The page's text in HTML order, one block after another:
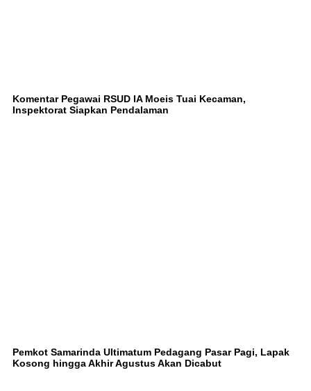
Komentar Pegawai RSUD IA Moeis Tuai Kecaman,
Inspektorat Siapkan Pendalaman
Pemkot Samarinda Ultimatum Pedagang Pasar Pagi, Lapak
Kosong hingga Akhir Agustus Akan Dicabut